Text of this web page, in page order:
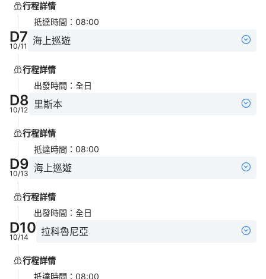
行程詳情
抵達時間 ： 08:00
D7
10/11 海上巡遊
行程詳情
出發時間 ： 全日
D8
10/12 里斯本
行程詳情
抵達時間 ： 08:00
D9
10/13 海上巡遊
行程詳情
出發時間 ： 全日
D10
10/14 拉科魯尼亞
行程詳情
抵達時間 ： 08:00